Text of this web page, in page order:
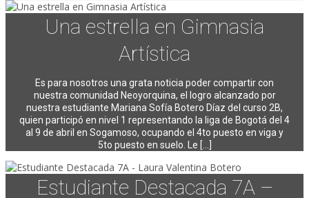
Una estrella en Gimnasia
Artística
Es para nosotros una grata noticia poder compartir con
nuestra comunidad Neoyorquina, el logro alcanzado por
nuestra estudiante Mariana Sofía Botero Díaz del curso 2B,
quien participó en nivel 1 representando la liga de Bogotá del 4
al 9 de abril en Sogamoso, ocupando el 4to puesto en viga y
5to puesto en suelo. Le […]
Estudiante Destacada 7A –